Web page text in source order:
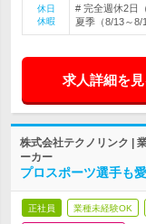
休日
休暇
# 完全週休2日
夏季（8/13～8/
求人詳細を見
株式会社テクノリンク |
ーカー
プロスポーツ選手も
正社員 業種未経験OK